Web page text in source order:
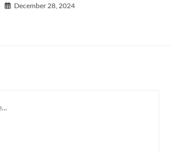
December 28, 2024